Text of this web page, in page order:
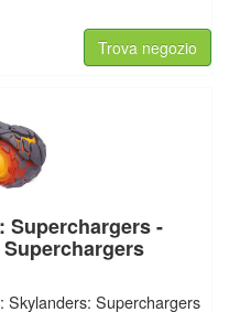
Trova negozio
Superchargers -
Skylanders: Superchargers